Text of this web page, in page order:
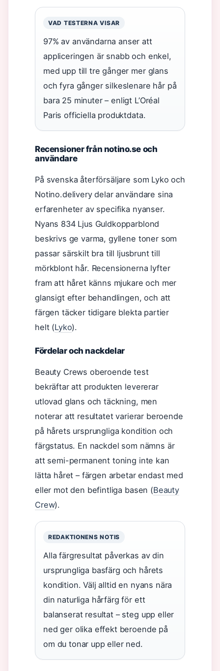
VAD TESTERNA VISAR
97% av användarna anser att
appliceringen är snabb och enkel,
med upp till tre gånger mer glans
och fyra gånger silkeslenare hår på
bara 25 minuter – enligt L’Oréal
Paris officiella produktdata.
Recensioner från notino.se och
användare
På svenska återförsäljare som Lyko och
Notino.delivery delar användare sina
erfarenheter av specifika nyanser.
Nyans 834 Ljus Guldkopparblond
beskrivs ge varma, gyllene toner som
passar särskilt bra till ljusbrunt till
mörkblont hår. Recensionerna lyfter
fram att håret känns mjukare och mer
glansigt efter behandlingen, och att
färgen täcker tidigare blekta partier
helt (Lyko).
Fördelar och nackdelar
Beauty Crews oberoende test
bekräftar att produkten levererar
utlovad glans och täckning, men
noterar att resultatet varierar beroende
på hårets ursprungliga kondition och
färgstatus. En nackdel som nämns är
att semi-permanent toning inte kan
lätta håret – färgen arbetar endast med
eller mot den befintliga basen (Beauty
Crew).
REDAKTIONENS NOTIS
Alla färgresultat påverkas av din
ursprungliga basfärg och hårets
kondition. Välj alltid en nyans nära
din naturliga hårfärg för ett
balanserat resultat – steg upp eller
ned ger olika effekt beroende på
om du tonar upp eller ned.